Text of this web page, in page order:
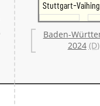
Stuttgart-
Baden-
2024 (D)